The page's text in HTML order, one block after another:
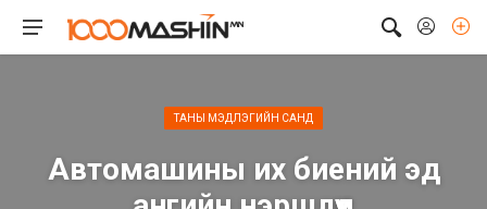
ТАНЫ МЭДЛЭГИЙН САНД
Автомашины их биений эд